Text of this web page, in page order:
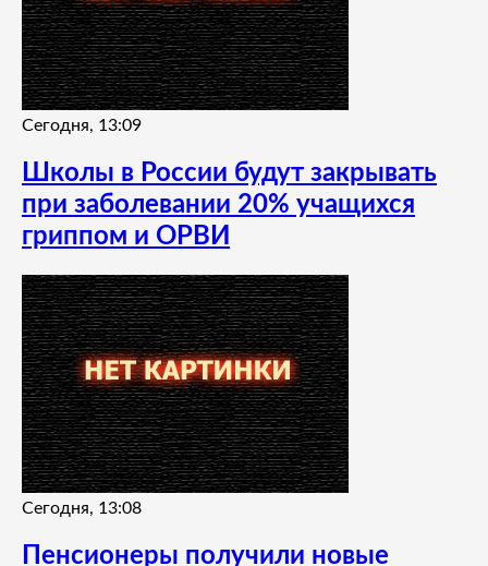
Сегодня, 13:09
Школы в России будут закрывать
при заболевании 20% учащихся
гриппом и ОРВИ
Сегодня, 13:08
Пенсионеры получили новые